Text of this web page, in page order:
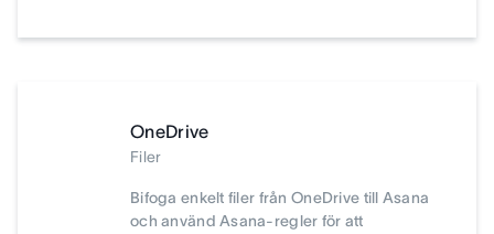
OneDrive
Filer
Bifoga enkelt filer från OneDrive till Asana
och använd Asana-regler för att